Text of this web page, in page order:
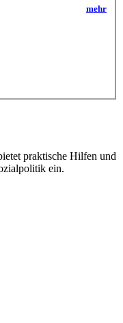
mehr
praktische Hilfen und
ein.